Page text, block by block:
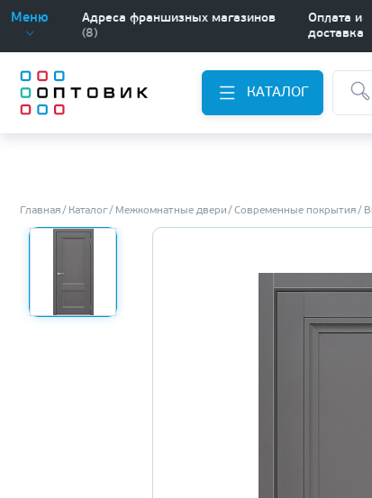
Меню
Адреса франшизных магазинов
(8)
Оплата и
доставка
КАТАЛОГ
Главная Каталог Межкомнатные двери Современные покрытия